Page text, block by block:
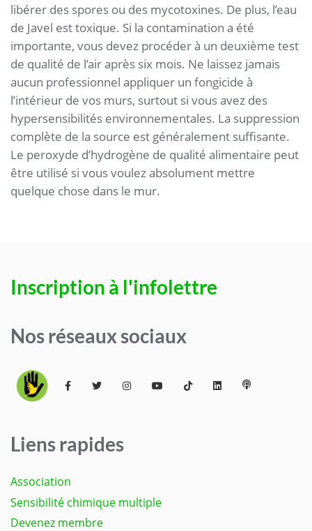
libérer des spores ou des mycotoxines. De plus, l’eau
de Javel est toxique. Si la contamination a été
importante, vous devez procéder à un deuxième test
de qualité de l’air après six mois. Ne laissez jamais
aucun professionnel appliquer un fongicide à
l’intérieur de vos murs, surtout si vous avez des
hypersensibilités environnementales. La suppression
complète de la source est généralement suffisante.
Le peroxyde d’hydrogène de qualité alimentaire peut
être utilisé si vous voulez absolument mettre
quelque chose dans le mur.
Inscription à l'infolettre
Nos réseaux sociaux
Liens rapides
Association
Sensibilité chimique multiple
Devenez membre